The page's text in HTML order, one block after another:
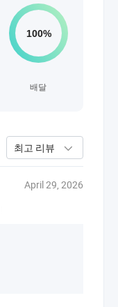
배달
최고 리뷰
April 29, 2026